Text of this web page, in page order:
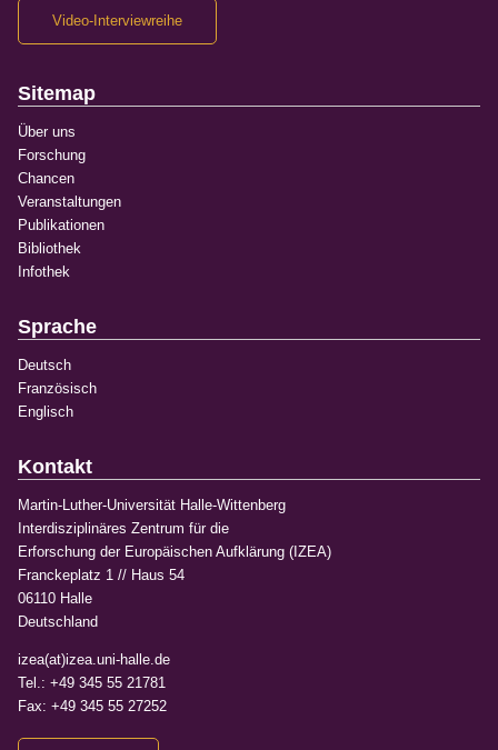
Video-Interviewreihe
Sitemap
Über uns
Forschung
Chancen
Veranstaltungen
Publikationen
Bibliothek
Infothek
Sprache
Deutsch
Französisch
Englisch
Kontakt
Martin-Luther-Universität Halle-Wittenberg
Interdisziplinäres Zentrum für die
Erforschung der Europäischen Aufklärung (IZEA)
Franckeplatz 1 // Haus 54
06110 Halle
Deutschland
izea(at)izea.uni-halle.de
Tel.: +49 345 55 21781
Fax: +49 345 55 27252